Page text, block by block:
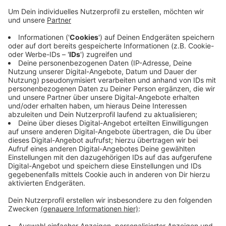
Die unbekannten Täter haben dafür das Signal des
Schlüssels erweitert. Denn die Autos starten mit
einem Schlüssel-Funksignal. Dem sogenannten
"Keyless-Go-System". Dadurch wirkte es für das Auto
so, als würde der Schlüssel im Auto liegen. Der
Schlüssel muss also nicht mehr im Zündschloss
stecken um das Auto zu starten. Die Polizei sucht
aktuell nach Zeugen. Sollten Sie einen Schlüssel mit
Funksignal haben, dann können Sie das Signal durch
Alufolie oder durch eine Metalldose abschiermen.
Anzeige